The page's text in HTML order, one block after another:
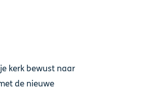
kerk bewust naar
de nieuwe